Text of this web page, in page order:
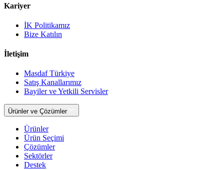
Kariyer
İK Politikamız
Bize Katılın
İletişim
Masdaf Türkiye
Satış Kanallarımız
Bayiler ve Yetkili Servisler
Ürünler ve Çözümler
Ürünler
Ürün Seçimi
Çözümler
Sektörler
Destek